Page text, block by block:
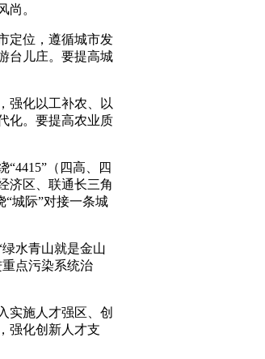
尚。
定位，遵循城市发
台儿庄。要提高城
强化以工补农、以
化。要提高农业质
（四高、四
济区、联通长三角
“城际”对接一条城
水青山就是金山
点污染系统治
实施人才强区、创
强化创新人才支